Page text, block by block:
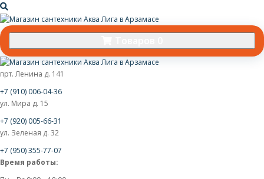
прт. Ленина д. 141
+7 (910) 006-04-36
ул. Мира д. 15
+7 (920) 005-66-31
ул. Зеленая д. 32
+7 (950) 355-77-07
Время работы: